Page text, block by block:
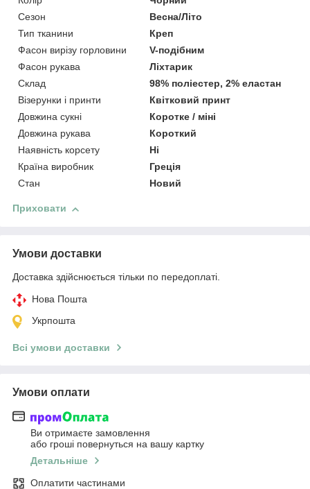
Сезон
Весна/Літо
Тип тканини
Креп
Фасон вирізу горловини
V-подібним
Фасон рукава
Ліхтарик
Склад
98% поліестер, 2% еластан
Візерунки і принти
Квітковий принт
Довжина сукні
Коротке / міні
Довжина рукава
Короткий
Наявність корсету
Ні
Країна виробник
Греція
Стан
Новий
Приховати
Умови доставки
Доставка здійснюється тільки по передоплаті.
Нова Пошта
Укрпошта
Всі умови доставки
Умови оплати
Ви отримаєте замовлення
або гроші повернуться на вашу картку
Детальніше
Оплатити частинами